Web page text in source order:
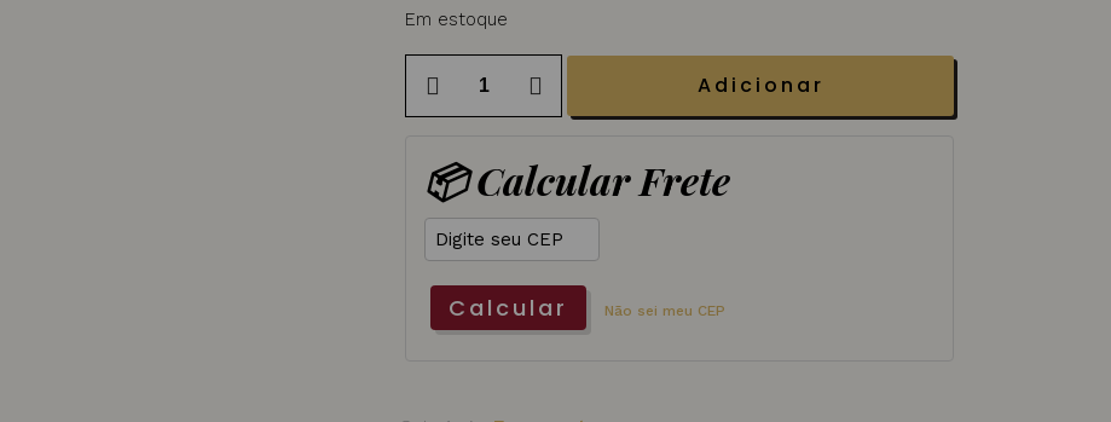
Em estoque
750
quantidade
Adicionar
📦 Calcular Frete
Calcular Não sei meu CEP